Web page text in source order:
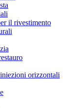
il rivestimento
orizzontali